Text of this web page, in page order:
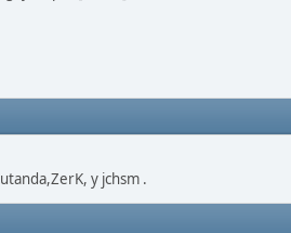
y jchsm .